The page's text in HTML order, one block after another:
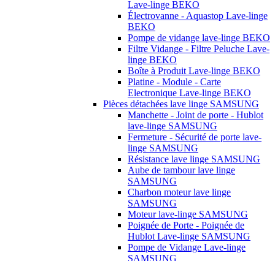
Lave-linge BEKO
Électrovanne - Aquastop Lave-linge
BEKO
Pompe de vidange lave-linge BEKO
Filtre Vidange - Filtre Peluche Lave-
linge BEKO
Boîte à Produit Lave-linge BEKO
Platine - Module - Carte
Electronique Lave-linge BEKO
Pièces détachées lave linge SAMSUNG
Manchette - Joint de porte - Hublot
lave-linge SAMSUNG
Fermeture - Sécurité de porte lave-
linge SAMSUNG
Résistance lave linge SAMSUNG
Aube de tambour lave linge
SAMSUNG
Charbon moteur lave linge
SAMSUNG
Moteur lave-linge SAMSUNG
Poignée de Porte - Poignée de
Hublot Lave-linge SAMSUNG
Pompe de Vidange Lave-linge
SAMSUNG